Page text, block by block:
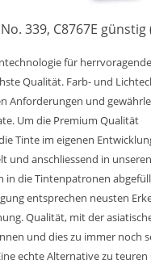
339, C8767E günstig
für
Qualität. Farb- und
Anforderungen und
Um die Premium Qualität
Tinte im eigenen
und anschliessend in unseren
in die Tintenpatronen
entsprechen neusten
Qualität, mit der
und dies zu immer noch
echte Alternative zu teuren